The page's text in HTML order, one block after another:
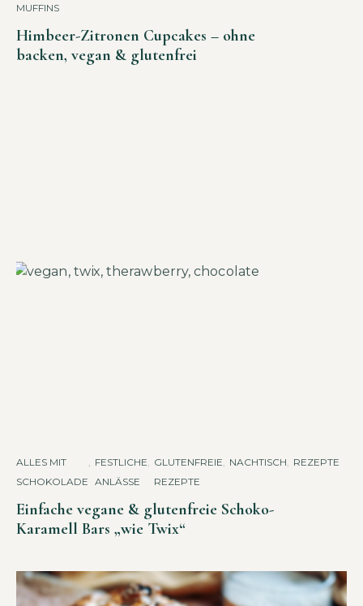
MUFFINS
Himbeer-Zitronen Cupcakes – ohne
backen, vegan & glutenfrei
ALLES MIT
SCHOKOLADE
, FESTLICHE
ANLÄSSE
, GLUTENFREIE
REZEPTE
, NACHTISCH, REZEPTE
Einfache vegane & glutenfreie Schoko-
Karamell Bars „wie Twix“